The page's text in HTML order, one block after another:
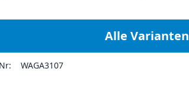
Alle Varianten
WAGA3107